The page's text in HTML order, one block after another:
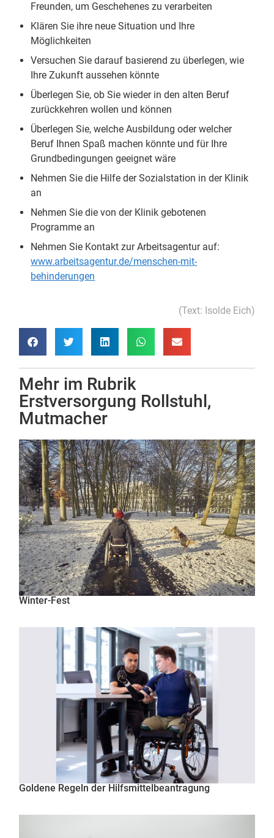
Freunden, um Geschehenes zu verarbeiten
Klären Sie ihre neue Situation und Ihre
Möglichkeiten
Versuchen Sie darauf basierend zu überlegen, wie
Ihre Zukunft aussehen könnte
Überlegen Sie, ob Sie wieder in den alten Beruf
zurückkehren wollen und können
Überlegen Sie, welche Ausbildung oder welcher
Beruf Ihnen Spaß machen könnte und für Ihre
Grundbedingungen geeignet wäre
Nehmen Sie die Hilfe der Sozialstation in der Klinik
an
Nehmen Sie die von der Klinik gebotenen
Programme an
Nehmen Sie Kontakt zur Arbeitsagentur auf:
www.arbeitsagentur.de/menschen-mit-
behinderungen
(Text: Isolde Eich)
Mehr im Rubrik
Erstversorgung Rollstuhl,
Mutmacher
Winter-Fest
Goldene Regeln der Hilfsmittelbeantragung